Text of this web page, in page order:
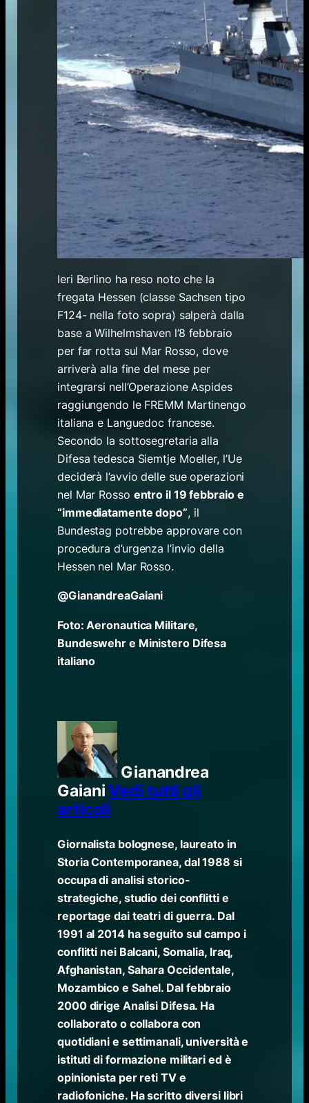
Ieri Berlino ha reso noto che la
fregata Hessen (classe Sachsen tipo
F124- nella foto sopra) salperà dalla
base a Wilhelmshaven l’8 febbraio
per far rotta sul Mar Rosso, dove
arriverà alla fine del mese per
integrarsi nell’Operazione Aspides
raggiungendo le FREMM Martinengo
italiana e Languedoc francese.
Secondo la sottosegretaria alla
Difesa tedesca Siemtje Moeller, l’Ue
deciderà l’avvio delle sue operazioni
nel Mar Rosso entro il 19 febbraio e
“immediatamente dopo”, il
Bundestag potrebbe approvare con
procedura d’urgenza l’invio della
Hessen nel Mar Rosso.
@GianandreaGaiani
Foto: Aeronautica Militare,
Bundeswehr e Ministero Difesa
italiano
Gianandrea
GaianiVedi tutti gli
articoli
Giornalista bolognese, laureato in
Storia Contemporanea, dal 1988 si
occupa di analisi storico-
strategiche, studio dei conflitti e
reportage dai teatri di guerra. Dal
1991 al 2014 ha seguito sul campo i
conflitti nei Balcani, Somalia, Iraq,
Afghanistan, Sahara Occidentale,
Mozambico e Sahel. Dal febbraio
2000 dirige Analisi Difesa. Ha
collaborato o collabora con
quotidiani e settimanali, università e
istituti di formazione militari ed è
opinionista per reti TV e
radiofoniche. Ha scritto diversi libri